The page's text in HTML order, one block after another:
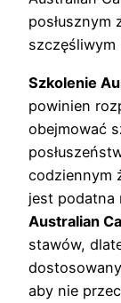
posłusznym
Szkolenie
powinien
obejmować
codziennym
jest podatna
Australian
stawów,
aby nie